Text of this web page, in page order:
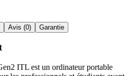
Avis (0) Garantie
ITL est un ordinateur portable